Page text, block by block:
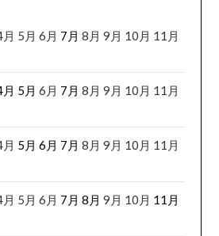
5月 6月 7月 8月 9月 10月 11月
5月 6月 7月 8月 9月 10月 11月
5月 6月 7月 8月 9月 10月 11月
5月 6月 7月 8月 9月 10月 11月